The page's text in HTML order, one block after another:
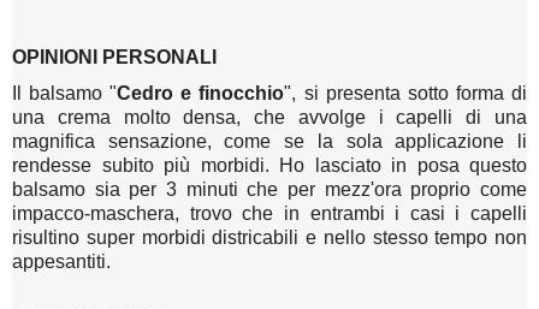
OPINIONI PERSONALI
Il balsamo "Cedro e finocchio", si presenta sotto forma di
una crema molto densa, che avvolge i capelli di una
magnifica sensazione, come se la sola applicazione li
rendesse subito più morbidi. Ho lasciato in posa questo
balsamo sia per 3 minuti che per mezz'ora proprio come
impacco-maschera, trovo che in entrambi i casi i capelli
risultino super morbidi districabili e nello stesso tempo non
appesantiti.